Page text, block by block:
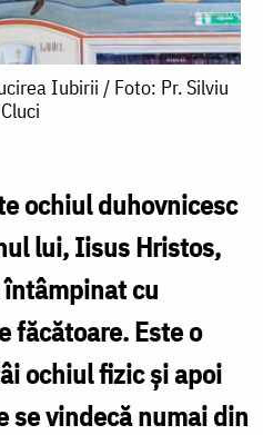
Iubirii / Foto: Pr. Silviu
Cluci
ochiul duhovnicesc
lui, Iisus Hristos,
cu
făcătoare. Este o
ochiul fizic și apoi
se vindecă numai din